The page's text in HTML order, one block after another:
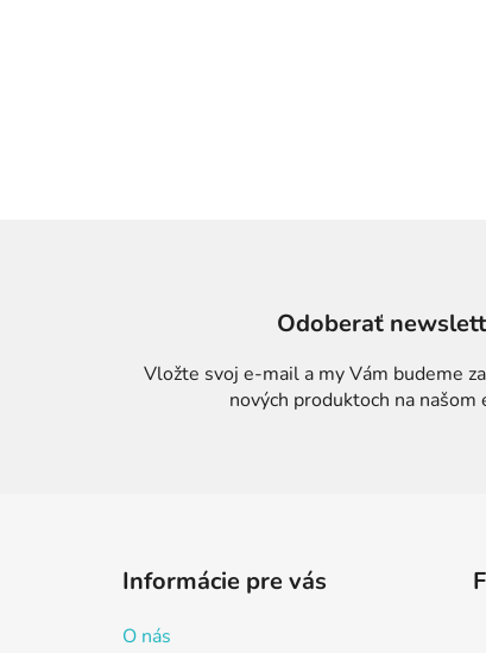
Odoberať
Vložte svoj e-mail a my Vám budeme
nových produktoch na našom
Informácie pre vás
O nás